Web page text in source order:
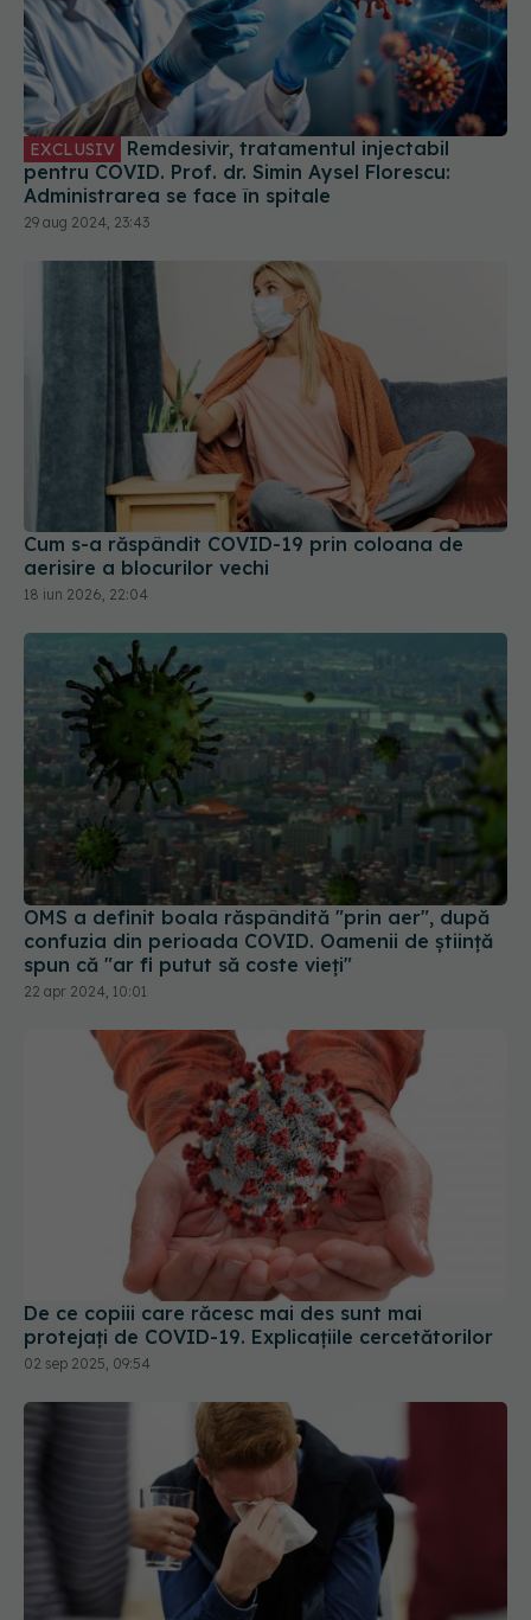
EXCLUSIV
pentru COVID. Prof. dr. Simin Aysel Florescu:
Administrarea se face în spitale
29 aug 2024, 23:43
Cum s-a răspândit COVID-19 prin coloana de
aerisire a blocurilor vechi
18 iun 2026, 22:04
OMS a definit boala răspândită "prin aer", după
confuzia din perioada COVID. Oamenii de știință
spun că "ar fi putut să coste vieți"
22 apr 2024, 10:01
De ce copiii care răcesc mai des sunt mai
protejați de COVID-19. Explicațiile cercetătorilor
02 sep 2025, 09:54